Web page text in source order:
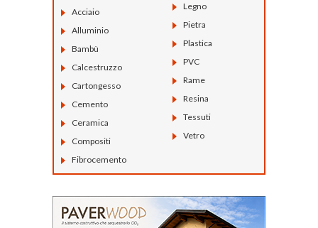
Acciaio
Alluminio
Bambù
Calcestruzzo
Cartongesso
Cemento
Ceramica
Compositi
Fibrocemento
Legno
Pietra
Plastica
PVC
Rame
Resina
Tessuti
Vetro